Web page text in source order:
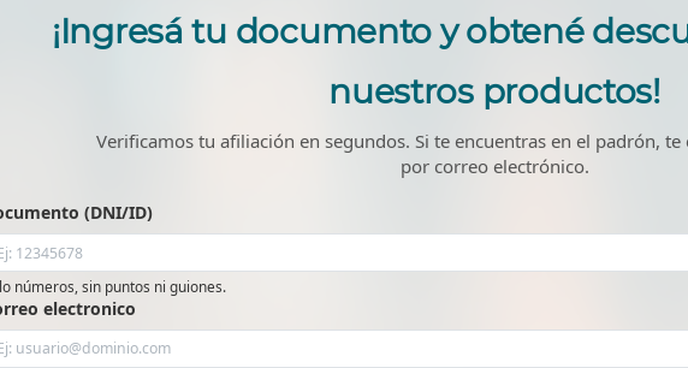
¡Ingresá tu documento y obtené
nuestros productos!
Verificamos tu afiliación en segundos. Si te encuentras en el padrón,
por correo electrónico.
(DNI/ID)
números, sin puntos ni guiones.
electronico